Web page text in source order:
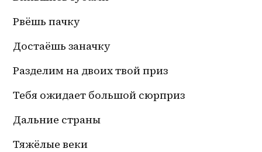
Рвёшь пачку
Достаёшь заначку
Разделим на двоих твой приз
Тебя ожидает большой сюрприз
Дальние страны
Тяжёлые веки